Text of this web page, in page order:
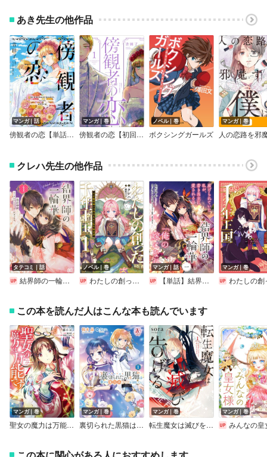
あき先生の他作品
マンガ｜話
傍観者の恋【単話売】
マンガ｜巻
傍観者の恋【初回限定ペーパー付】【電子限定特典付】
ノベル｜巻
ボクシングガールズ
マンガ｜巻
クレハ先生の他作品
タテコミ｜話
結界師の一輪華【タテスク】【フルカラー】
ノベル｜巻
わたしの創った千年王国【特典SS付】
マンガ｜話
【単話】結界師の一輪華
マンガ｜巻
わたしの創った千年王国 天才魔導師の自由気ままな転生無双譚【電子限定描
この本を読んだ人はこんな本も読んでいます
マンガ｜巻
聖女の魔力は万能です
マンガ｜巻
裏切られた黒猫は幸せな魔法具ライフを目指したい（アリアンローズコミックス）
マンガ｜巻
転生魔女は滅びを告げる
マンガ｜巻
みんなの皇